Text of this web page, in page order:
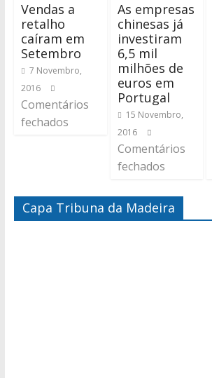
Vendas a
retalho
caíram em
Setembro
7 Novembro,
2016
Comentários
fechados
As empresas
chinesas já
investiram
6,5 mil
milhões de
euros em
Portugal
15 Novembro,
2016
Comentários
fechados
Capa Tribuna da Madeira